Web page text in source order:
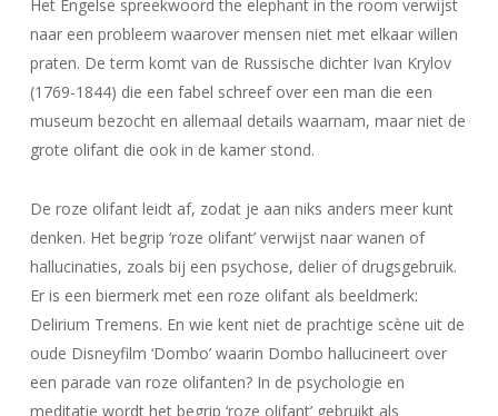
Het Engelse spreekwoord the elephant in the room verwijst
naar een probleem waarover mensen niet met elkaar willen
praten. De term komt van de Russische dichter Ivan Krylov
(1769-1844) die een fabel schreef over een man die een
museum bezocht en allemaal details waarnam, maar niet de
grote olifant die ook in de kamer stond.
De roze olifant leidt af, zodat je aan niks anders meer kunt
denken. Het begrip ‘roze olifant’ verwijst naar wanen of
hallucinaties, zoals bij een psychose, delier of drugsgebruik.
Er is een biermerk met een roze olifant als beeldmerk:
Delirium Tremens. En wie kent niet de prachtige scène uit de
oude Disneyfilm ‘Dombo’ waarin Dombo hallucineert over
een parade van roze olifanten? In de psychologie en
meditatie wordt het begrip ‘roze olifant’ gebruikt als